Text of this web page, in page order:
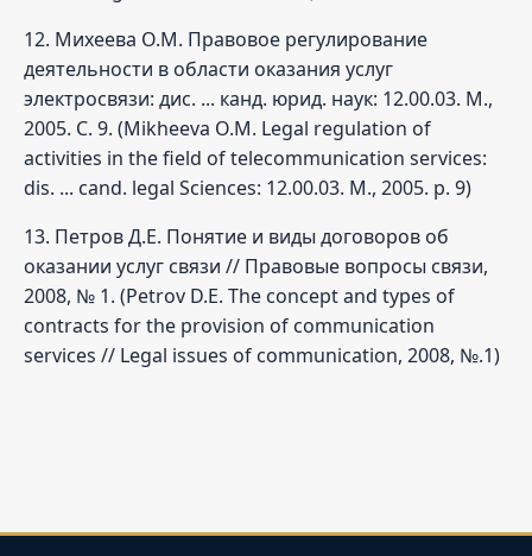
12. Михеева О.М. Правовое регулирование
деятельности в области оказания услуг
электросвязи: дис. ... канд. юрид. наук: 12.00.03. М.,
2005. С. 9. (Mikheeva O.M. Legal regulation of
activities in the field of telecommunication services:
dis. ... cand. legal Sciences: 12.00.03. M., 2005. p. 9)
13. Петров Д.Е. Понятие и виды договоров об
оказании услуг связи // Правовые вопросы связи,
2008, № 1. (Petrov D.E. The concept and types of
contracts for the provision of communication
services // Legal issues of communication, 2008, №.1)